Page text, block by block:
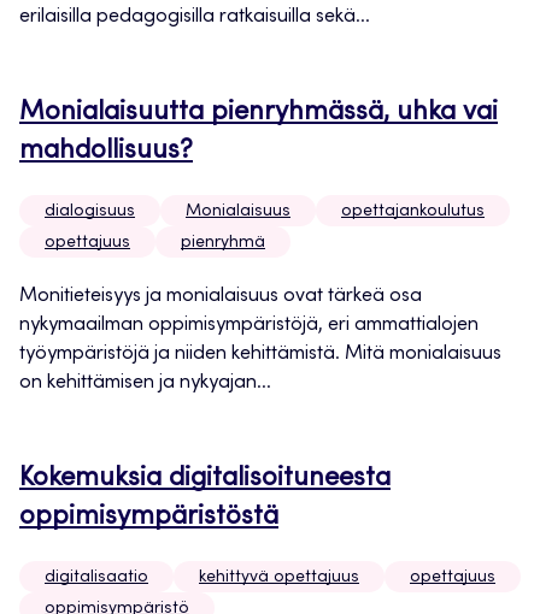
erilaisilla pedagogisilla ratkaisuilla sekä...
Monialaisuutta pienryhmässä, uhka vai
mahdollisuus?
dialogisuus Monialaisuus
opettajankoulutus
opettajuus
pienryhmä
Monitieteisyys ja monialaisuus ovat tärkeä osa
nykymaailman oppimisympäristöjä, eri ammattialojen
työympäristöjä ja niiden kehittämistä. Mitä monialaisuus
on kehittämisen ja nykyajan...
Kokemuksia digitalisoituneesta
oppimisympäristöstä
digitalisaatio kehittyvä opettajuus
opettajuus
oppimisympäristö